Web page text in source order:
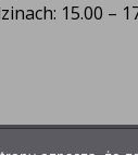
15.00 –